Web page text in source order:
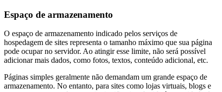
Espaço de armazenamento
O espaço de armazenamento indicado pelos serviços de
hospedagem de sites representa o tamanho máximo que sua página
pode ocupar no servidor. Ao atingir esse limite, não será possível
adicionar mais dados, como fotos, textos, conteúdo adicional, etc.
Páginas simples geralmente não demandam um grande espaço de
armazenamento. No entanto, para sites como lojas virtuais, blogs e